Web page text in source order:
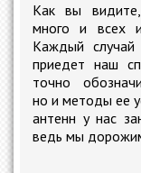
Как вы
много и всех
Каждый случай
приедет наш
точно
но и методы ее
антенн у нас
ведь мы